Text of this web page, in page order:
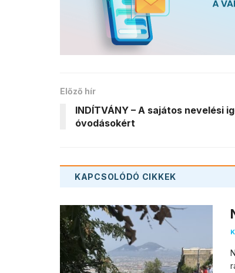
Előző hír
INDÍTVÁNY – A sajátos nevelési
óvodásokért
KAPCSOLÓDÓ CIKKEK